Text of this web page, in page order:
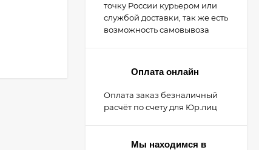
точку России курьером или
службой доставки, так же есть
возможность самовывоза
Оплата онлайн
Оплата заказ безналичный
расчёт по счету для Юр.лиц
Мы находимся в